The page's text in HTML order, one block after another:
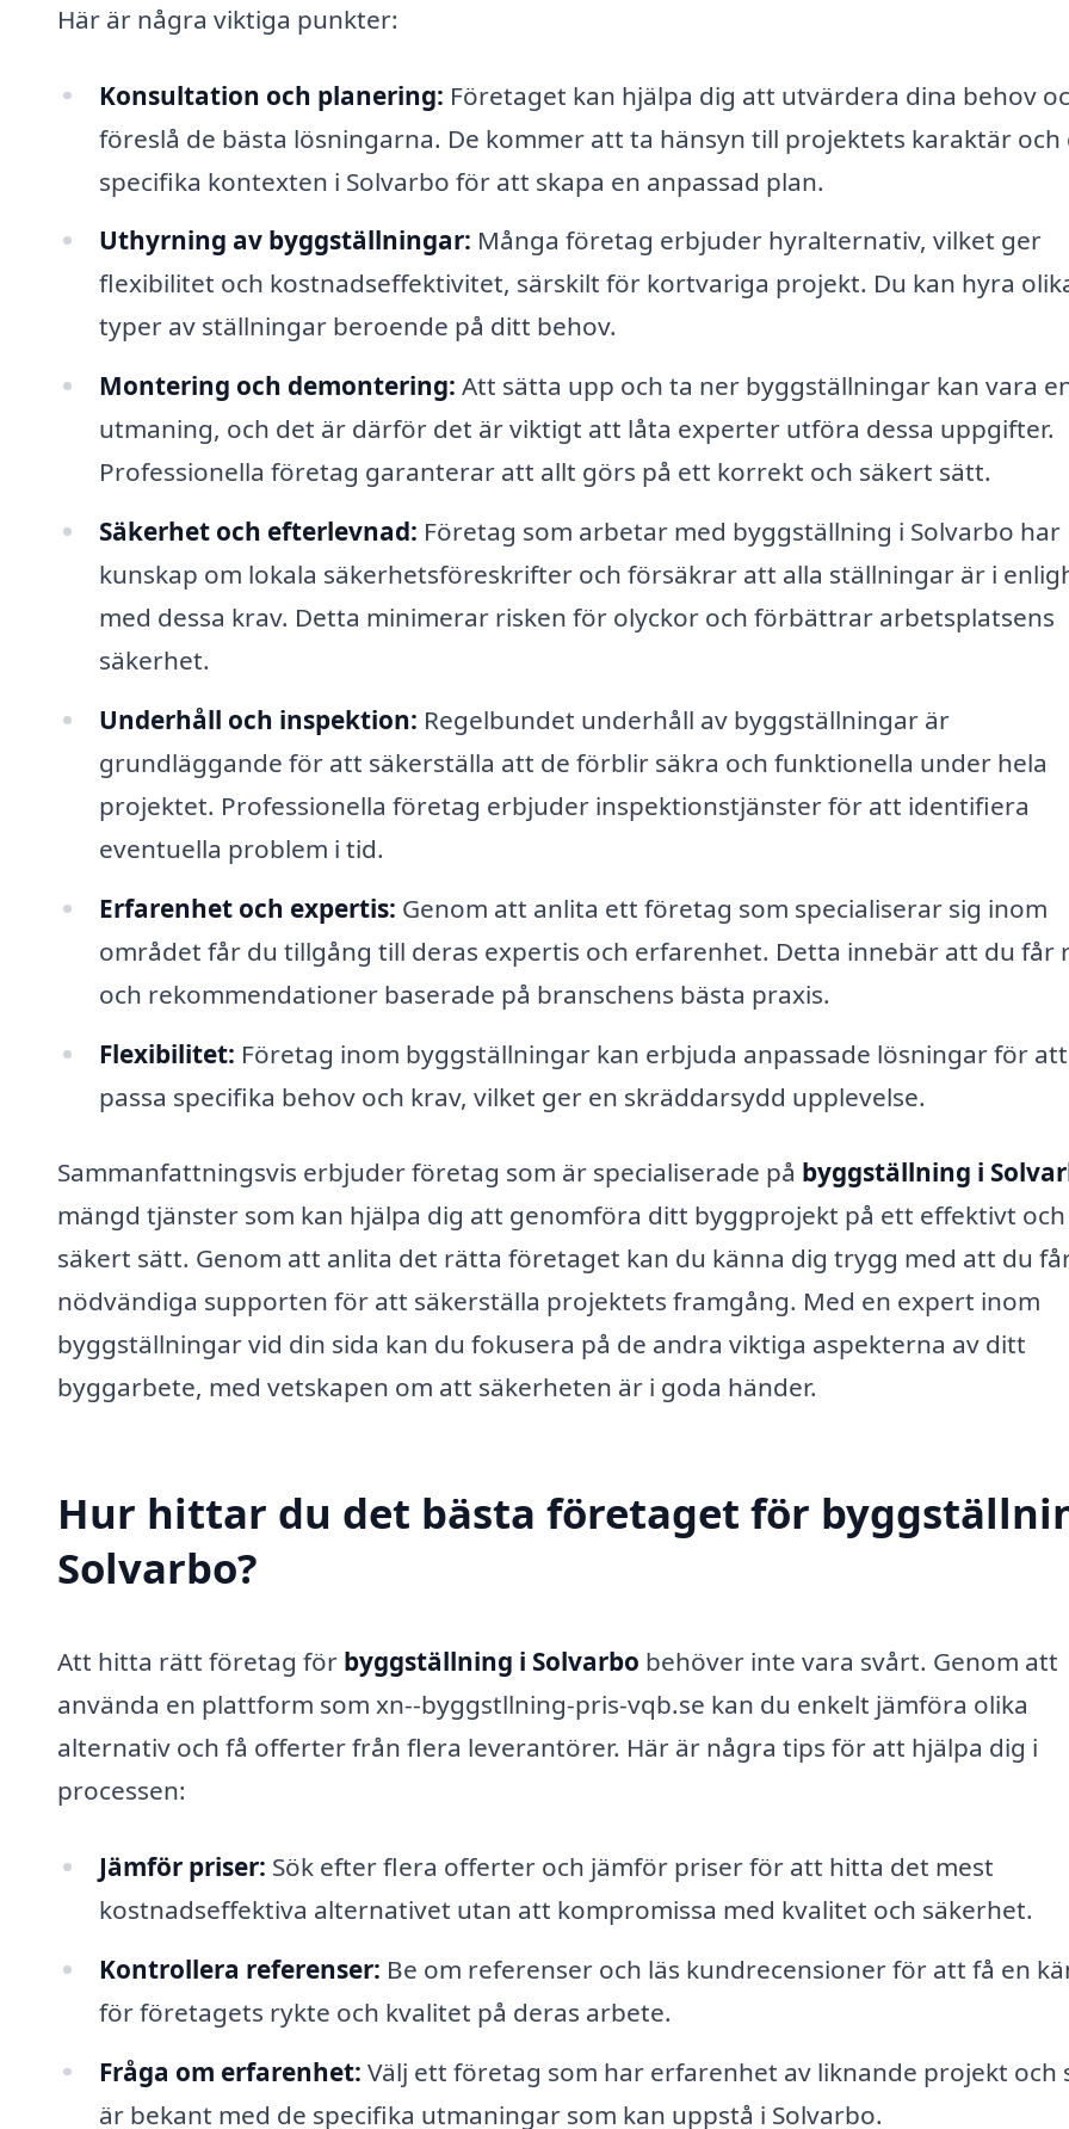
Här är några viktiga punkter:
Konsultation och planering: Företaget kan hjälpa dig att utvärdera dina behov
föreslå de bästa lösningarna. De kommer att ta hänsyn till projektets karaktär och
specifika kontexten i Solvarbo för att skapa en anpassad plan.
Uthyrning av byggställningar: Många företag erbjuder hyralternativ, vilket ger
flexibilitet och kostnadseffektivitet, särskilt för kortvariga projekt. Du kan hyra
typer av ställningar beroende på ditt behov.
Montering och demontering: Att sätta upp och ta ner byggställningar kan vara
utmaning, och det är därför det är viktigt att låta experter utföra dessa uppgifter.
Professionella företag garanterar att allt görs på ett korrekt och säkert sätt.
Säkerhet och efterlevnad: Företag som arbetar med byggställning i Solvarbo har
kunskap om lokala säkerhetsföreskrifter och försäkrar att alla ställningar är i
med dessa krav. Detta minimerar risken för olyckor och förbättrar arbetsplatsens
säkerhet.
Underhåll och inspektion: Regelbundet underhåll av byggställningar är
grundläggande för att säkerställa att de förblir säkra och funktionella under hela
projektet. Professionella företag erbjuder inspektionstjänster för att identifiera
eventuella problem i tid.
Erfarenhet och expertis: Genom att anlita ett företag som specialiserar sig inom
området får du tillgång till deras expertis och erfarenhet. Detta innebär att du får
och rekommendationer baserade på branschens bästa praxis.
Flexibilitet: Företag inom byggställningar kan erbjuda anpassade lösningar för att
passa specifika behov och krav, vilket ger en skräddarsydd upplevelse.
Sammanfattningsvis erbjuder företag som är specialiserade på byggställning i
mängd tjänster som kan hjälpa dig att genomföra ditt byggprojekt på ett effektivt och
säkert sätt. Genom att anlita det rätta företaget kan du känna dig trygg med att du
nödvändiga supporten för att säkerställa projektets framgång. Med en expert inom
byggställningar vid din sida kan du fokusera på de andra viktiga aspekterna av ditt
byggarbete, med vetskapen om att säkerheten är i goda händer.
Hur hittar du det bästa företaget för
Solvarbo?
Att hitta rätt företag för byggställning i Solvarbo behöver inte vara svårt. Genom att
använda en plattform som xn--byggstllning-pris-vqb.se kan du enkelt jämföra olika
alternativ och få offerter från flera leverantörer. Här är några tips för att hjälpa dig i
processen:
Jämför priser: Sök efter flera offerter och jämför priser för att hitta det mest
kostnadseffektiva alternativet utan att kompromissa med kvalitet och säkerhet.
Kontrollera referenser: Be om referenser och läs kundrecensioner för att få en
för företagets rykte och kvalitet på deras arbete.
Fråga om erfarenhet: Välj ett företag som har erfarenhet av liknande projekt och
är bekant med de specifika utmaningar som kan uppstå i Solvarbo.